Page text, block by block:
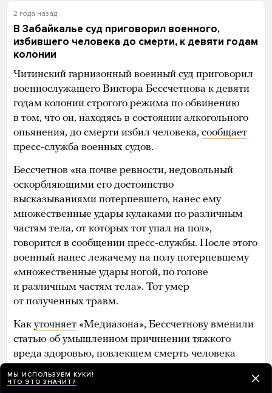
2 года назад
В Забайкалье суд приговорил военного,
избившего человека до смерти, к девяти годам
колонии
Читинский гарнизонный военный суд приговорил
военнослужащего Виктора Бессчетнова к девяти
годам колонии строгого режима по обвинению
в том, что он, находясь в состоянии алкогольного
опьянения, до смерти избил человека, сообщает
пресс-служба военных судов.
Бессчетнов «на почве ревности, недовольный
оскорбляющими его достоинство
высказываниями потерпевшего, нанес ему
множественные удары кулаками по различным
частям тела, от которых тот упал на пол»,
говорится в сообщении пресс-службы. После этого
военный нанес лежачему на полу потерпевшему
«множественные удары ногой, по голове
и различным частям тела». Тот умер
от полученных травм.
Как уточняет «Медиазона», Бессчетнову вменили
статью об умышленном причинении тяжкого
вреда здоровью, повлекшем смерть человека
рассматривавшие дело, признали Бессчетнова
МЫ ИСПОЛЬЗУЕМ КУКИ!
ЧТО ЭТО ЗНАЧИТ?